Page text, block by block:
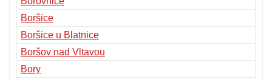
Boršice
Boršice u Blatnice
Boršov nad Vltavou
Bory